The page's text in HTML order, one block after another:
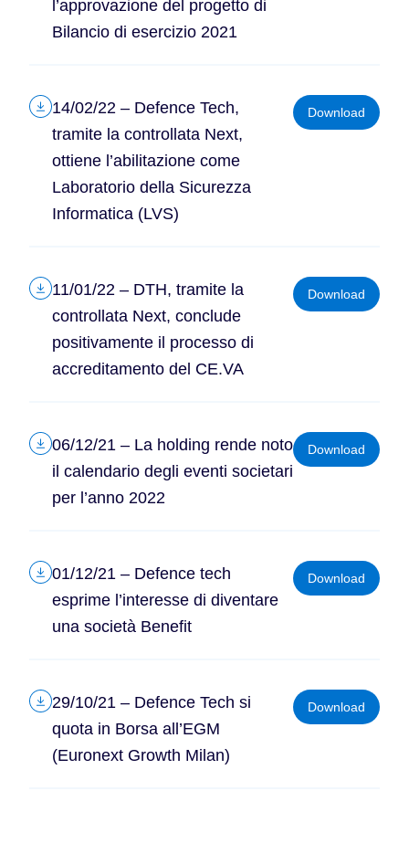
l’approvazione del progetto di
Bilancio di esercizio 2021
14/02/22 – Defence Tech,
tramite la controllata Next,
ottiene l’abilitazione come
Laboratorio della Sicurezza
Informatica (LVS)
Download
11/01/22 – DTH, tramite la
controllata Next, conclude
positivamente il processo di
accreditamento del CE.VA
Download
06/12/21 – La holding rende noto
il calendario degli eventi societari
per l’anno 2022
Download
01/12/21 – Defence tech
esprime l’interesse di diventare
una società Benefit
Download
29/10/21 – Defence Tech si
quota in Borsa all’EGM
(Euronext Growth Milan)
Download